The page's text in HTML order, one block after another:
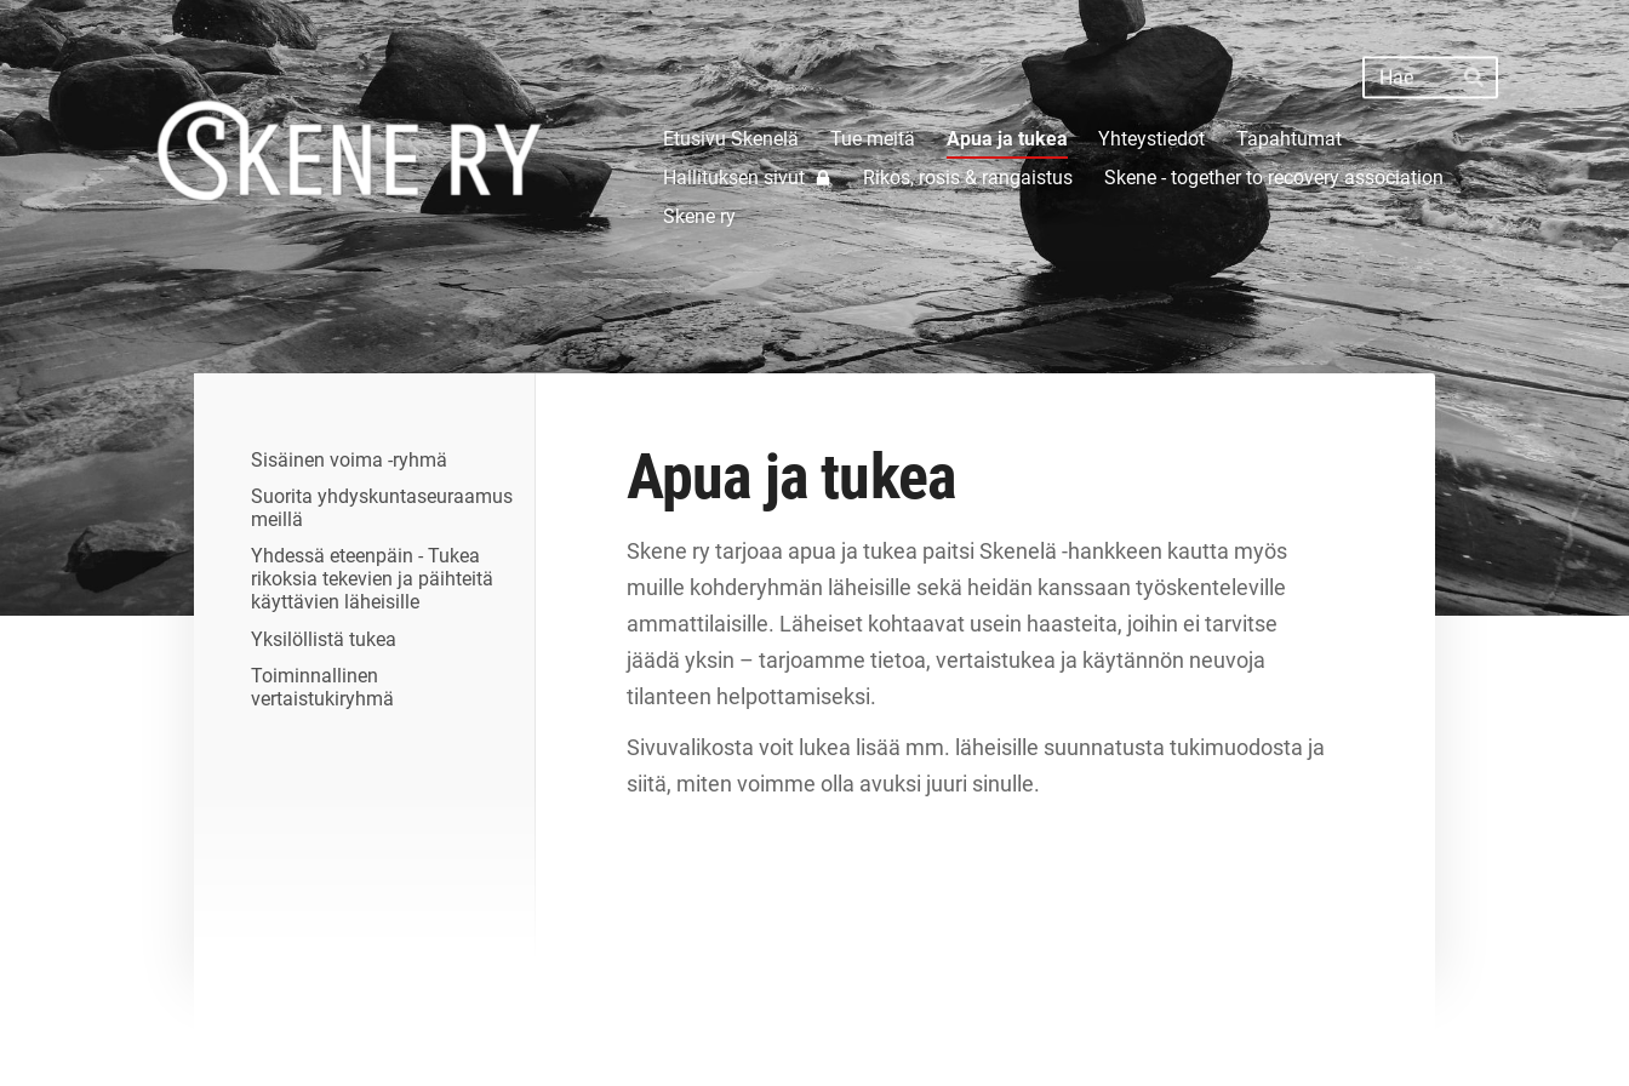
Siirry
sivun
sisältöön
Haku
Hae
Skene - yhdessä rikoksettomaan elämään ry
Etusivu Skenelä Tue meitä Apua ja tukea Yhteystiedot
Tapahtumat
Hallituksen sivut
Rikos, rosis & rangaistus
Skene - together to recovery association
Skene ry
Sisäinen voima -ryhmä
Suorita yhdyskuntaseuraamus
meillä
Yhdessä eteenpäin - Tukea
rikoksia tekevien ja päihteitä
käyttävien läheisille
Yksilöllistä tukea
Toiminnallinen
vertaistukiryhmä
Apua ja tukea
Skene ry tarjoaa apua ja tukea paitsi Skenelä -hankkeen kautta myös
muille kohderyhmän läheisille sekä heidän kanssaan työskenteleville
ammattilaisille. Läheiset kohtaavat usein haasteita, joihin ei tarvitse
jäädä yksin – tarjoamme tietoa, vertaistukea ja käytännön neuvoja
tilanteen helpottamiseksi.
Sivuvalikosta voit lukea lisää mm. läheisille suunnatusta tukimuodosta ja
siitä, miten voimme olla avuksi juuri sinulle.